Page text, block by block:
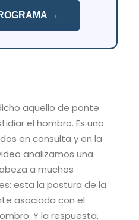
→
aquello de ponte
el hombro. Es uno
en consulta y en la
analizamos una
a muchos
esta la postura de la
asociada con el
Y la respuesta,